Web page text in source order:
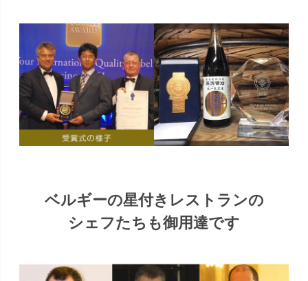
ベルギーの星付きレストランの
シェフたちも御用達です